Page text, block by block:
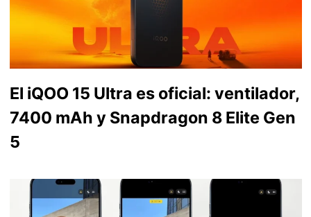
El iQOO 15 Ultra es oficial: ventilador,
7400 mAh y Snapdragon 8 Elite Gen
5